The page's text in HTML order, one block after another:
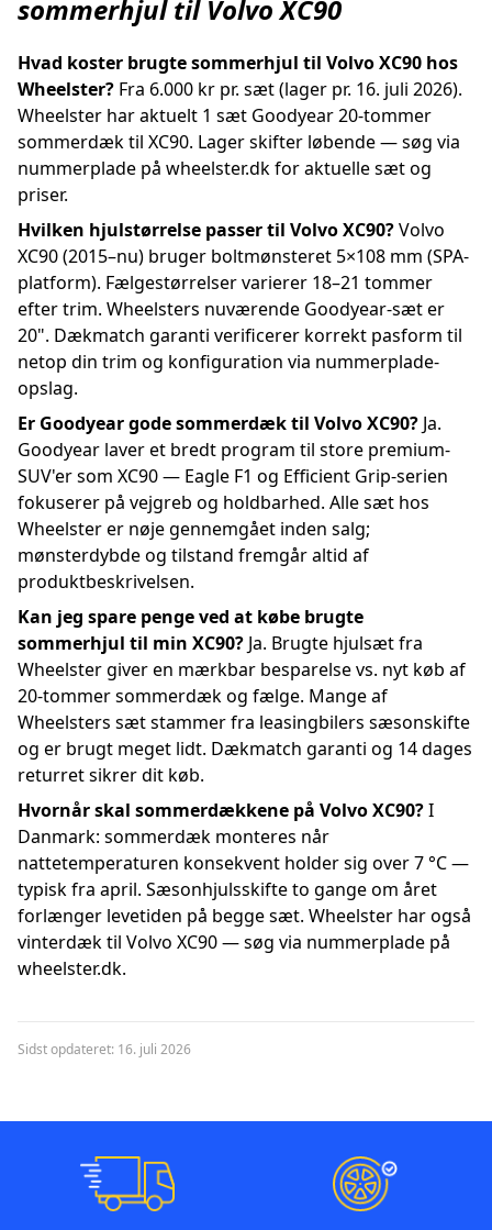
sommerhjul til Volvo XC90
Hvad koster brugte sommerhjul til Volvo XC90 hos
Wheelster? Fra 6.000 kr pr. sæt (lager pr. 16. juli 2026).
Wheelster har aktuelt 1 sæt Goodyear 20-tommer
sommerdæk til XC90. Lager skifter løbende — søg via
nummerplade på wheelster.dk for aktuelle sæt og
priser.
Hvilken hjulstørrelse passer til Volvo XC90?Volvo
XC90 (2015–nu) bruger boltmønsteret 5×108 mm (SPA-
platform). Fælgestørrelser varierer 18–21 tommer
efter trim. Wheelsters nuværende Goodyear-sæt er
20". Dækmatch garanti verificerer korrekt pasform til
netop din trim og konfiguration via nummerplade-
opslag.
Er Goodyear gode sommerdæk til Volvo XC90? Ja.
Goodyear laver et bredt program til store premium-
SUV'er som XC90 — Eagle F1 og Efficient Grip-serien
fokuserer på vejgreb og holdbarhed. Alle sæt hos
Wheelster er nøje gennemgået inden salg;
mønsterdybde og tilstand fremgår altid af
produktbeskrivelsen.
Kan jeg spare penge ved at købe brugte
sommerhjul til min XC90? Ja. Brugte hjulsæt fra
Wheelster giver en mærkbar besparelse vs. nyt køb af
20-tommer sommerdæk og fælge. Mange af
Wheelsters sæt stammer fra leasingbilers sæsonskifte
og er brugt meget lidt. Dækmatch garanti og 14 dages
returret sikrer dit køb.
Hvornår skal sommerdækkene på Volvo XC90?I
Danmark: sommerdæk monteres når
nattetemperaturen konsekvent holder sig over 7 °C —
typisk fra april. Sæsonhjulsskifte to gange om året
forlænger levetiden på begge sæt. Wheelster har også
vinterdæk til Volvo XC90 — søg via nummerplade på
wheelster.dk.
Sidst opdateret: 16. juli 2026